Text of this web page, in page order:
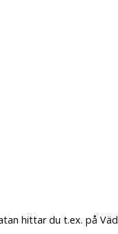
hittar du t.ex. på